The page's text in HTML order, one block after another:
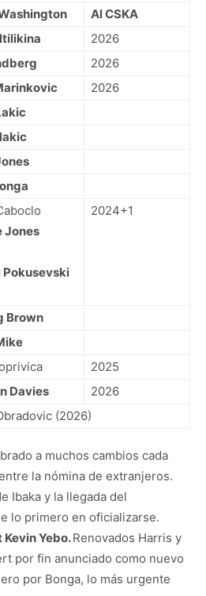
Al CSKA
2026
2026
2026
Jones
Pokusevski
2024+1
Brown
2025
Davies
2026
(2026)
a muchos cambios cada
la nómina de extranjeros.
Ibaka y la llegada del
lo primero en oficializarse.
Yebo.Renovados Harris y
por fin anunciado como nuevo
por Bonga, lo más urgente